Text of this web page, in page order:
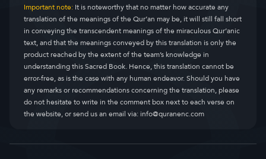
Important note:It is noteworthy that no matter how accurate any
translation of the meanings of the Qur’an may be, it will still fall short
in conveying the transcendent meanings of the miraculous Qur’anic
text, and that the meanings conveyed by this translation is only the
product reached by the extent of the team’s knowledge in
understanding this Sacred Book. Hence, this translation cannot be
error-free, as is the case with any human endeavor. Should you have
any remarks or recommendations concerning the translation, please
do not hesitate to write in the comment box next to each verse on
the website, or send us an email via:info@quranenc.com